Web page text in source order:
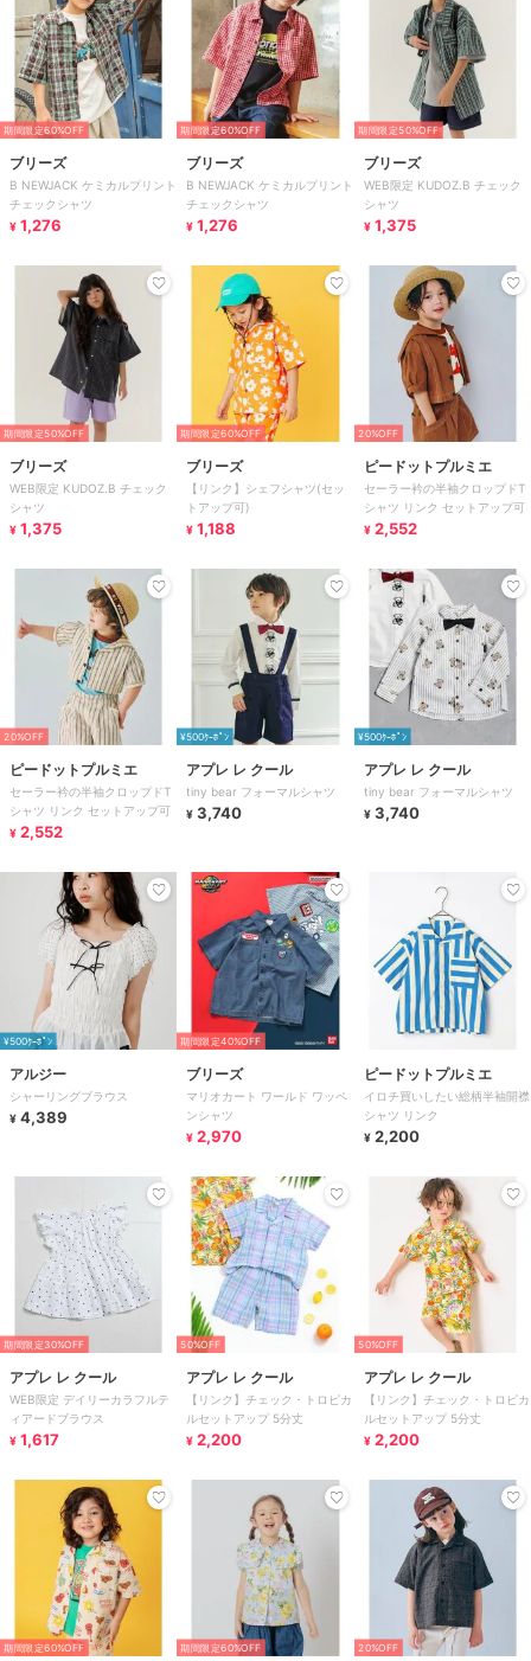
期間限定60%OFF
ブリーズ
B NEWJACK ケミカルプリント
チェックシャツ
¥ 1,276
期間限定60%OFF
ブリーズ
B NEWJACK ケミカルプリント
チェックシャツ
¥ 1,276
期間限定50%OFF
ブリーズ
WEB限定 KUDOZ.B チェック
シャツ
¥ 1,375
期間限定50%OFF
ブリーズ
WEB限定 KUDOZ.B チェック
シャツ
¥ 1,375
期間限定60%OFF
ブリーズ
【リンク】シェフシャツ(セッ
トアップ可)
¥ 1,188
20%OFF
ピードットプルミエ
セーラー衿の半袖クロップドT
シャツ リンク セットアップ可
¥ 2,552
20%OFF
ピードットプルミエ
セーラー衿の半袖クロップドT
シャツ リンク セットアップ可
¥ 2,552
¥500ｸｰﾎﾟﾝ
アプレ レ クール
tiny bear フォーマルシャツ
¥ 3,740
¥500ｸｰﾎﾟﾝ
アプレ レ クール
tiny bear フォーマルシャツ
¥ 3,740
¥500ｸｰﾎﾟﾝ
アルジー
シャーリングブラウス
¥ 4,389
期間限定40%OFF
ブリーズ
マリオカート ワールド ワッペ
ンシャツ
¥ 2,970
ピードットプルミエ
イロチ買いしたい総柄半袖開襟
シャツ リンク
¥ 2,200
期間限定30%OFF
アプレ レ クール
WEB限定 デイリーカラフルテ
ィアードブラウス
¥ 1,617
50%OFF
アプレ レ クール
【リンク】チェック・トロピカ
ルセットアップ 5分丈
¥ 2,200
50%OFF
アプレ レ クール
【リンク】チェック・トロピカ
ルセットアップ 5分丈
¥ 2,200
期間限定60%OFF 期間限定60%OFF 20%OFF